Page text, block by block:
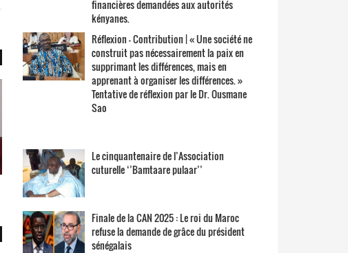
financières demandées aux autorités
kényanes.
Réflexion – Contribution | « Une société ne
construit pas nécessairement la paix en
supprimant les différences, mais en
apprenant à organiser les différences. »
Tentative de réflexion par le Dr. Ousmane
Sao
Le cinquantenaire de l’Association
cuturelle ‘’Bamtaare pulaar’’
Finale de la CAN 2025 : Le roi du Maroc
refuse la demande de grâce du président
sénégalais